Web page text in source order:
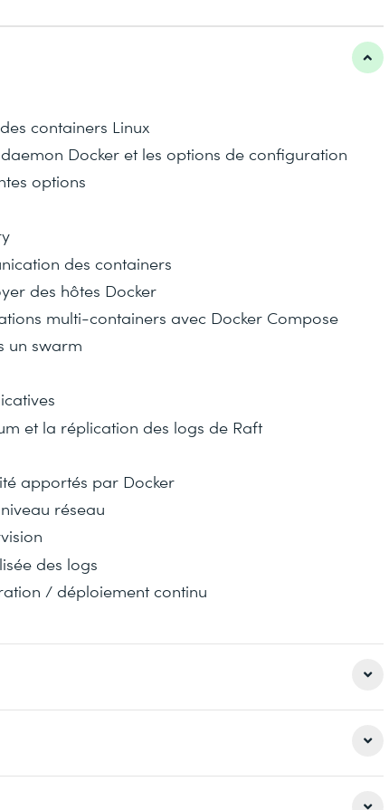
containers Linux
Docker et les options de configuration
options
des containers
des hôtes Docker
multi-containers avec Docker Compose
un swarm
et la réplication des logs de Raft
apportés par Docker
réseau
des logs
/ déploiement continu